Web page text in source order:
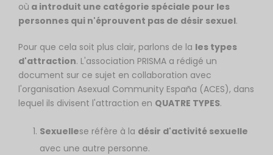
où a introduit une catégorie spéciale pour les
personnes qui n'éprouvent pas de désir sexuel.
Pour que cela soit plus clair, parlons de la les types
d'attraction. L'association PRISMA a rédigé un
document sur ce sujet en collaboration avec
l'organisation Asexual Community España (ACES), dans
lequel ils divisent l'attraction en QUATRE TYPES.
Sexuellese réfère à la désir d'activité sexuelle
avec une autre personne.